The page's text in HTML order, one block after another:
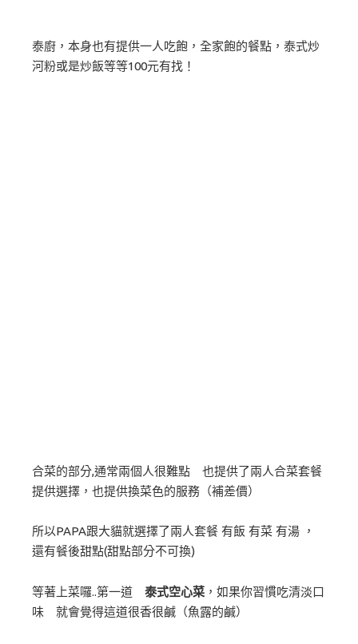
泰廚，本身也有提供一人吃飽，全家飽的餐點，泰式炒
河粉或是炒飯等等100元有找！
合菜的部分,通常兩個人很難點 也提供了兩人合菜套餐
提供選擇，也提供換菜色的服務（補差價）
所以PAPA跟大貓就選擇了兩人套餐 有飯 有菜 有湯 ，
還有餐後甜點(甜點部分不可換)
等著上菜囉..第一道 泰式空心菜 ，如果你習慣吃清淡口
味 就會覺得這道很香很鹹（魚露的鹹）